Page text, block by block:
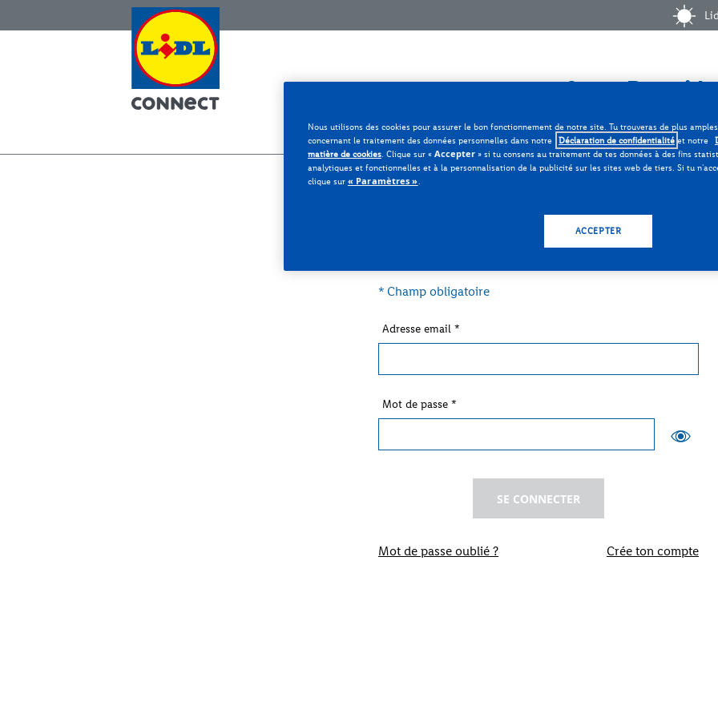
Fr
Smart Prepaid
Bienvenue
Accès à ton compte Lidl Connect
* Champ obligatoire
Adresse email *
Mot de passe *
SE CONNECTER
Mot de passe oublié ? Crée ton compte
Nous utilisons des cookies pour assurer le bon fonctionnement de notre site. Tu trouveras de plus
concernant le traitement des données personnelles dans notre Déclaration de confidentialité et notre
matière de cookies. Clique sur « Accepter » si tu consens au traitement de tes données à des fins
analytiques et fonctionnelles et à la personnalisation de la publicité sur les sites web de tiers. Si tu
clique sur « Paramètres ».
ACCEPTER